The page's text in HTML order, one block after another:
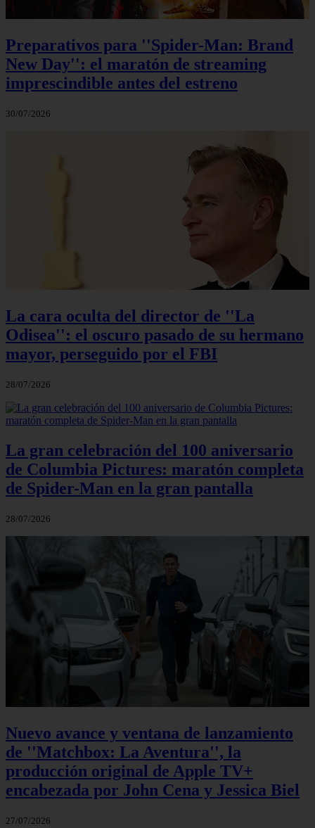
Preparativos para ''Spider-Man: Brand
New Day'': el maratón de streaming
imprescindible antes del estreno
30/07/2026
La cara oculta del director de ''La
Odisea'': el oscuro pasado de su hermano
mayor, perseguido por el FBI
28/07/2026
La gran celebración del 100 aniversario
de Columbia Pictures: maratón completa
de Spider-Man en la gran pantalla
28/07/2026
Nuevo avance y ventana de lanzamiento
de ''Matchbox: La Aventura'', la
producción original de Apple TV+
encabezada por John Cena y Jessica Biel
27/07/2026